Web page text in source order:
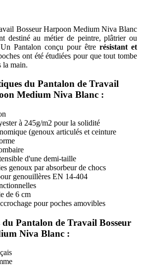
Bosseur Harpoon Medium Niva Blanc
destiné au métier de peintre, plâtrier ou
Pantalon conçu pour être résistant et
ont été étudiées pour que tout tombe
la main.
du Pantalon de Travail
Medium Niva Blanc :
à 245g/m2 pour la solidité
(genoux articulés et ceinture
d'une demi-taille
genoux par absorbeur de chocs
genouillères EN 14-404
de 6 cm
pour poches amovibles
du Pantalon de Travail Bosseur
Niva Blanc :